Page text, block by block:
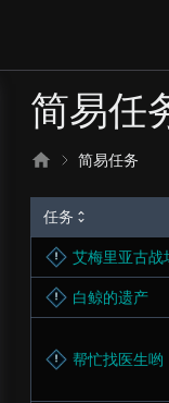
简易任
简易任务
任务
艾梅里亚古战
白鲸的遗产
帮忙找医生哟